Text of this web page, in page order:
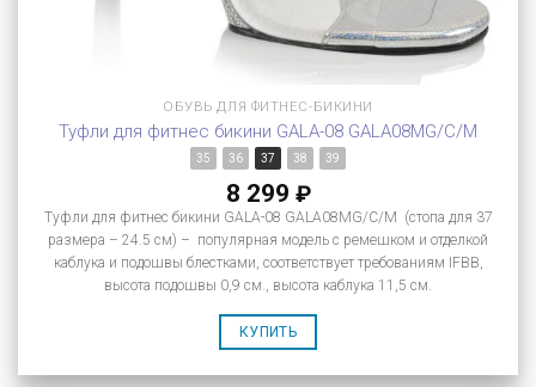
ОБУВЬ ДЛЯ ФИТНЕС-БИКИНИ
Туфли для фитнес бикини GALA-08 GALA08MG/C/M
35 36 37 38 39
8 299 ₽
Туфли для фитнес бикини GALA-08 GALA08MG/C/M (стопа для 37
размера – 24.5 см) – популярная модель с ремешком и отделкой
каблука и подошвы блестками, соответствует требованиям IFBB,
высота подошвы 0,9 см., высота каблука 11,5 см.
КУПИТЬ